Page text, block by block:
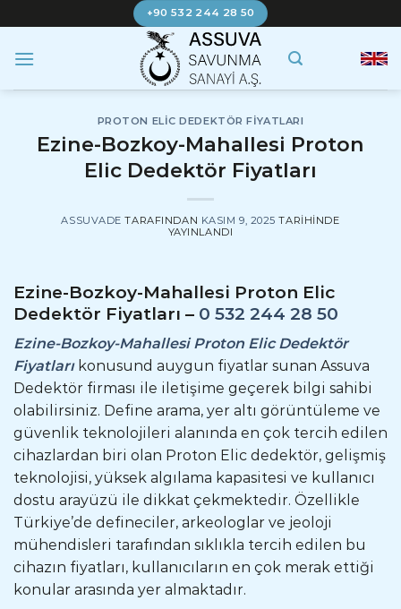
atla
+90 532 244 28 50
PROTON ELIC DEDEKTÖR FIYATLARI
Ezine-Bozkoy-Mahallesi Proton
Elic Dedektör Fiyatları
ASSUVADE TARAFINDAN KASIM 9, 2025 TARIHINDE
YAYINLANDI
Ezine-Bozkoy-Mahallesi Proton Elic
Dedektör Fiyatları – 0 532 244 28 50
Ezine-Bozkoy-Mahallesi Proton Elic Dedektör
Fiyatlarıkonusund auygun fiyatlar sunan Assuva
Dedektör firması ile iletişime geçerek bilgi sahibi
olabilirsiniz. Define arama, yer altı görüntüleme ve
güvenlik teknolojileri alanında en çok tercih edilen
cihazlardan biri olan Proton Elic dedektör, gelişmiş
teknolojisi, yüksek algılama kapasitesi ve kullanıcı
dostu arayüzü ile dikkat çekmektedir. Özellikle
Türkiye’de defineciler, arkeologlar ve jeoloji
mühendisleri tarafından sıklıkla tercih edilen bu
cihazın fiyatları, kullanıcıların en çok merak ettiği
konular arasında yer almaktadır.